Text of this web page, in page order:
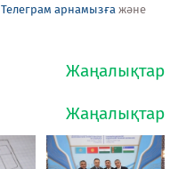
Телеграм арнамызға және